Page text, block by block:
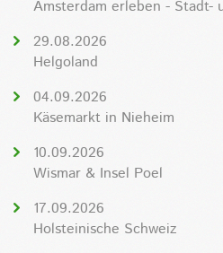
Amsterdam erleben - Stadt-
29.08.2026
Helgoland
04.09.2026
Käsemarkt in Nieheim
10.09.2026
Wismar & Insel Poel
17.09.2026
Holsteinische Schweiz